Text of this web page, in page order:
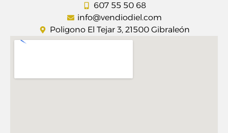
607 55 50 68
info@vendiodiel.com
Poligono El Tejar 3, 21500 Gibraleón